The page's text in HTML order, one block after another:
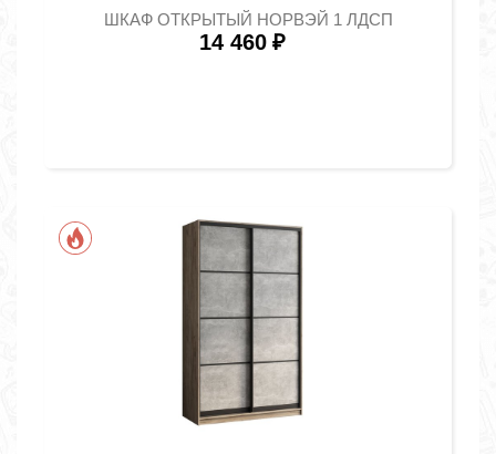
ШКАФ ОТКРЫТЫЙ НОРВЭЙ 1 ЛДСП
14 460 ₽